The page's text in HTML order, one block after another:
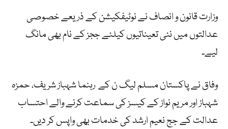
وزارت قانون و انصاف نے نوٹیفکیشن کے ذریعے خصوصی
عدالتوں میں نئی تعیناتیوں کیلئے ججز کے نام بھی مانگ
لیے۔
وفاق نے پاکستان مسلم لیگ ن کے رہنما شہباز شریف، حمزہ
شہباز اور مریم نواز کے کیسز کی سماعت کرنے والے احتساب
عدالت کے جج نعیم ارشد کی خدمات بھی واپس کر دیں۔